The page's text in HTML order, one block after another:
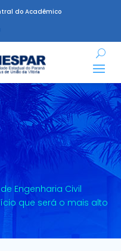
do Acadêmico
Engenharia Civil
que será o mais alto